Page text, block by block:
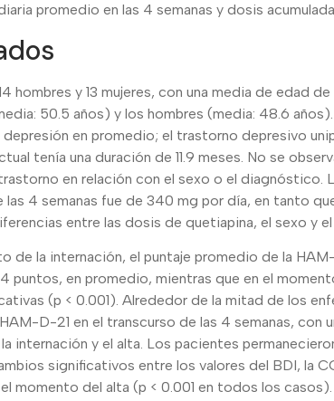
promedio en las 4 semanas y dosis
hombres y 13 mujeres, con una media de edad
50.5 años) y los hombres (media: 48.6
en promedio; el trastorno depresivo
tenía una duración de 11.9 meses. No se
en relación con el sexo o el diagnóstico.
las 4 semanas fue de 340 mg por día, en tanto
entre las dosis de quetiapina, el sexo y
de la internación, el puntaje promedio de la
puntos, en promedio, mientras que en el
(p < 0.001). Alrededor de la mitad de los
D-21 en el transcurso de las 4 semanas, con
internación y el alta. Los pacientes
significativos entre los valores del BDI, la
momento del alta (p < 0.001 en todos los casos).